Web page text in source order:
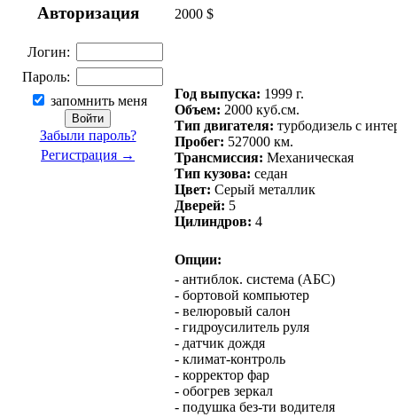
Авторизация
Логин:
Пароль:
запомнить меня
Забыли пароль?
Регистрация →
2000 $
Год выпуска: 1999 г.
Объем: 2000 куб.см.
Тип двигателя: турбодизель с
Пробег: 527000 км.
Трансмиссия: Механическая
Тип кузова: седан
Цвет: Серый металлик
Дверей: 5
Цилиндров: 4
Опции:
- антиблок. система (АБС)
- бортовой компьютер
- велюровый салон
- гидроусилитель руля
- датчик дождя
- климат-контроль
- корректор фар
- обогрев зеркал
- подушка без-ти водителя